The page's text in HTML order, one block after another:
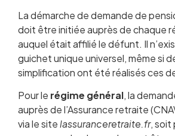
La démarche de demande de
doit être initiée auprès de chaque
auquel était affilié le défunt. Il
guichet unique universel, même si
simplification ont été réalisés ces
Pour le régime général, la
auprès de l’Assurance retraite
via le sitelassuranceretraite.fr, soit